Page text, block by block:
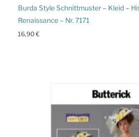
Burda Style Schnittmuster – Kleid –
Renaissance – Nr. 7171
16,90€